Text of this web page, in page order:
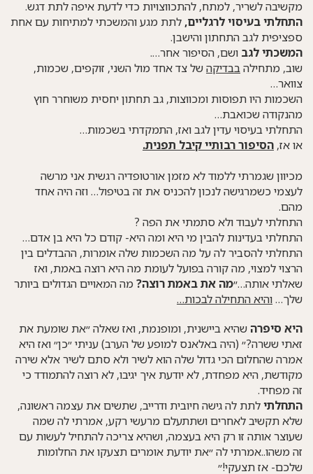
מקשיבה לשריר, למתח, להתכווצויות כדי לדעת איפה לתת דגש.
התחלתי בעיסוי לרגליים, לתת מגע והמשכתי למתיחות עם אחת
ספציפית לגב התחתון והישבן.
המשכתי לגב ושם, הסיפור אחר….
שוב, מתחילהבבדיקהשל צד אחד מול השני, זוקפים, שכמות,
צוואר…
השכמות היו תפוסות ומכווצות, גב תחתון יחסית משוחרר חוץ
מהנקודה שכואבת…
התחלתי בעיסוי עדין לגב ואז, התמקדתי בשכמות…
או אז, הסיפור רבותיי קיבל תפנית.
מכיוון שגמרתי ללמוד לא מזמן אורטופדיה רגשית אני מרשה
לעצמי כשמרגישה לנכון להכניס את זה בטיפול… וזה היה אחד
מהם.
התחלתי לעבוד ולא סתמתי את הפה ?
התחלתי בעדינות להבין מי היא ומה היא- קודם כל היא בן אדם…
התחלתי להסביר לה על מה השכמות שלה אומרות, ההבדלים בין
הרצוי למצוי, מה קורה בפועל לעומת מה היא רוצה באמת, ואז
שאלתי אותה…״מה את באמת רוצה?מה המאויים הגדולים ביותר
שלך…והיא התחילה לבכות…
היא סיפרהשהיא ביישנית, ומופנמת, ואז שאלה ״את שומעת את
זאתי ששרה?״ (היה באלאנס למופע של הערב) עניתי ״כן״ ואז היא
אמרה שהחלום הכי גדול שלה הוא לשיר ולא סתם לשיר אלא שירה
מקודשת, היא מפחדת, לא יודעת איך יגיבו, לא רוצה להתמודד כי
זה מפחיד.
התחלתילתת לה גישה חיובית ודרייב, שתשים את עצמה ראשונה,
שלא תקשיב לאחרים ושתתעלם מרעשי רקע, אמרתי לה שמה
שעוצר אותה זו רק היא בעצמה, ושהיא צריכה להתחיל לעשות עם
זה משהו..אמרתי לה ״את יודעת אומרים תצעקו את החלומות
שלכם- אז תצעקי!״